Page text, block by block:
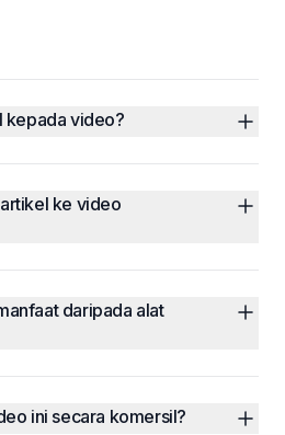
kepada video?
ke video
daripada alat
ini secara komersil?